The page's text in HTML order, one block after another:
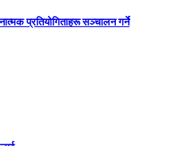
प्रतियोगिताहरू सञ्चालन गर्ने